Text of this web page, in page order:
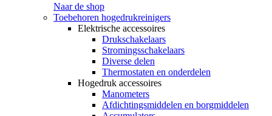
Naar de shop
Toebehoren hogedrukreinigers
Elektrische accessoires
Drukschakelaars
Stromingsschakelaars
Diverse delen
Thermostaten en onderdelen
Hogedruk accessoires
Manometers
Afdichtingsmiddelen en borgmiddelen